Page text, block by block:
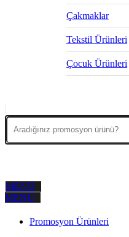
Çakmaklar
Tekstil Ürünleri
Çocuk Ürünleri
Promosyon Ürünleri